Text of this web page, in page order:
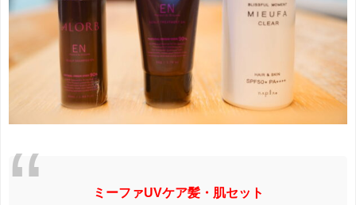
ミーファUVケア髪・肌セット